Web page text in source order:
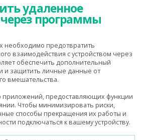
удаленное
программы
необходимо предотвратить
взаимодействия с устройством через
обеспечить дополнительный
и защитить личные данные от
вмешательства.
приложений, предоставляющих функции
Чтобы минимизировать риски,
способы прекращения их работы и
подключаться к вашему устройству.